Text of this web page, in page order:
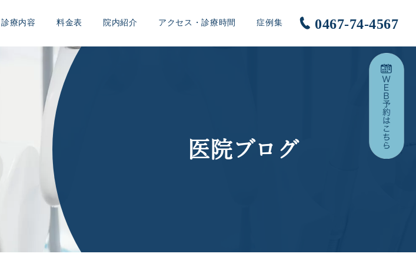
診療内容 料金表 院内紹介 アクセス・診療時間 症例集 0467-74-4567
医院ブログ